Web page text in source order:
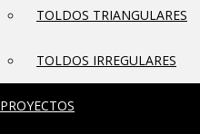
TOLDOS TRIANGULARES
TOLDOS IRREGULARES
PROYECTOS